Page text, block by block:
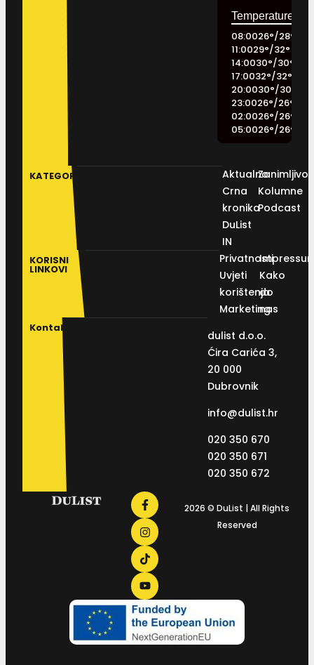
08:0026°/28°
11:0029°/32°
14:0030°/30°
17:0032°/32°
20:0030°/30
23:0026°/26°
02:0026°/26°
05:0026°/26°
KATEGORIJE
Aktualno
Crna
kronika
DuList
IN
Kolumne
Podcast
KORISNI
LINKOVI
Privatnosti
Uvjeti
korištenja
Marketing
Kako
do
nas
Kontakt
dulist d.o.o.
Ćira Carića 3,
20 000
Dubrovnik
info@dulist.hr
020 350 670
020 350 671
020 350 672
2026 © DuList | All Rights
Reserved